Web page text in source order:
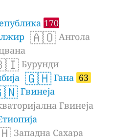
170
🇦🇴 Ангола
Бурунди
🇬🇭 Гана 63
Гвинеја
Гвинеја
Западна Сахара